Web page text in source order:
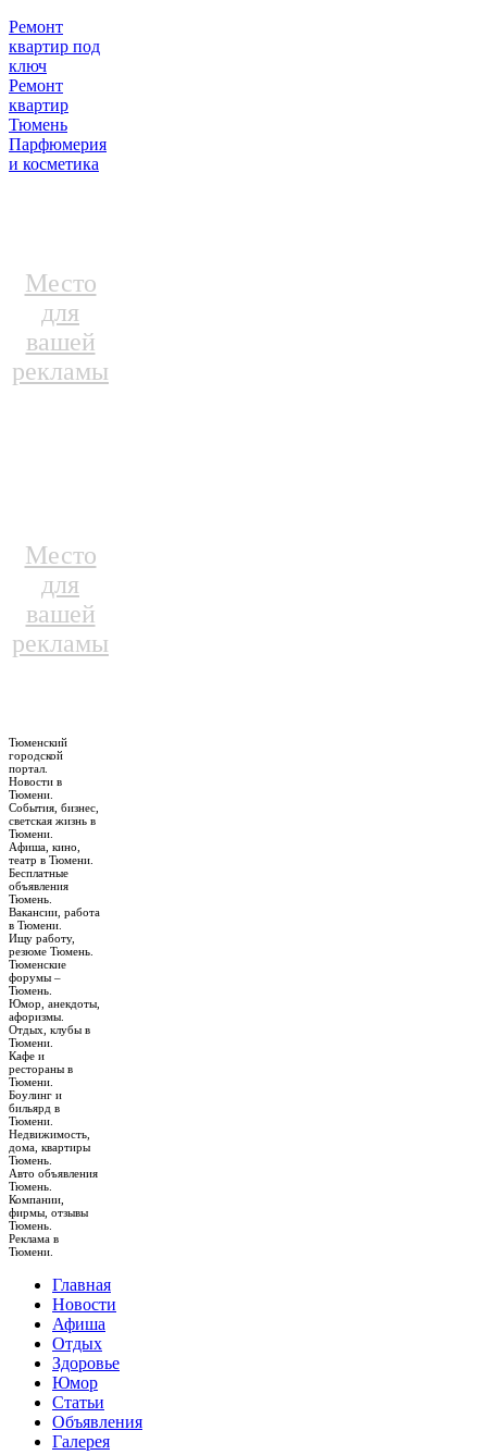
Ремонт
квартир под
ключ
Ремонт
квартир
Тюмень
Парфюмерия
и косметика
Место
для
вашей
рекламы
Место
для
вашей
рекламы
Тюменский
городской
портал.
Новости в
Тюмени.
События, бизнес,
светская жизнь в
Тюмени.
Афиша, кино,
театр в Тюмени.
Бесплатные
объявления
Тюмень.
Вакансии, работа
в Тюмени.
Ищу работу,
резюме Тюмень.
Тюменские
форумы –
Тюмень.
Юмор, анекдоты,
афоризмы.
Отдых, клубы в
Тюмени.
Кафе и
рестораны в
Тюмени.
Боулинг и
бильярд в
Тюмени.
Недвижимость,
дома, квартиры
Тюмень.
Авто объявления
Тюмень.
Компании,
фирмы, отзывы
Тюмень.
Реклама в
Тюмени.
Главная
Новости
Афиша
Отдых
Здоровье
Юмор
Статьи
Объявления
Галерея